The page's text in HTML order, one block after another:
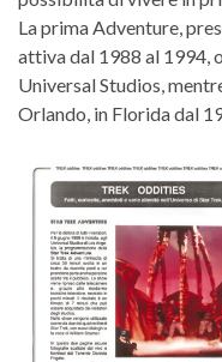
La prima Adventure,
attiva dal 1988 al 1994,
Universal Studios,
Orlando, in Florida dal